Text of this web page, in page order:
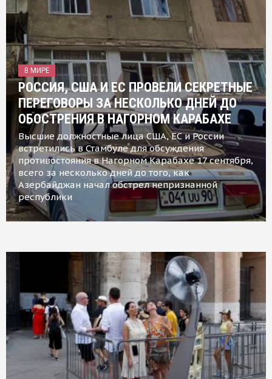
В МИРЕ
РОССИЯ, США И ЕС ПРОВЕЛИ СЕКРЕТНЫЕ
ПЕРЕГОВОРЫ ЗА НЕСКОЛЬКО ДНЕЙ ДО
ОБОСТРЕНИЯ В НАГОРНОМ КАРАБАХЕ
Высшие должностные лица США, ЕС и России
встретились в Стамбуле для обсуждения
противостояния в Нагорном Карабахе 17 сентября,
всего за несколько дней до того, как
Азербайджан начал обстрел непризнанной
республики